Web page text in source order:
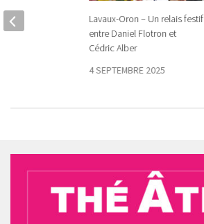
Lavaux-Oron – Un relais festif
entre Daniel Flotron et
Cédric Alber
4 SEPTEMBRE 2025